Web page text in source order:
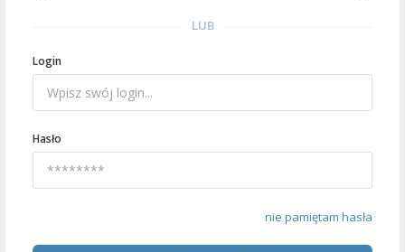
LUB
Login
Hasło
nie pamiętam hasła